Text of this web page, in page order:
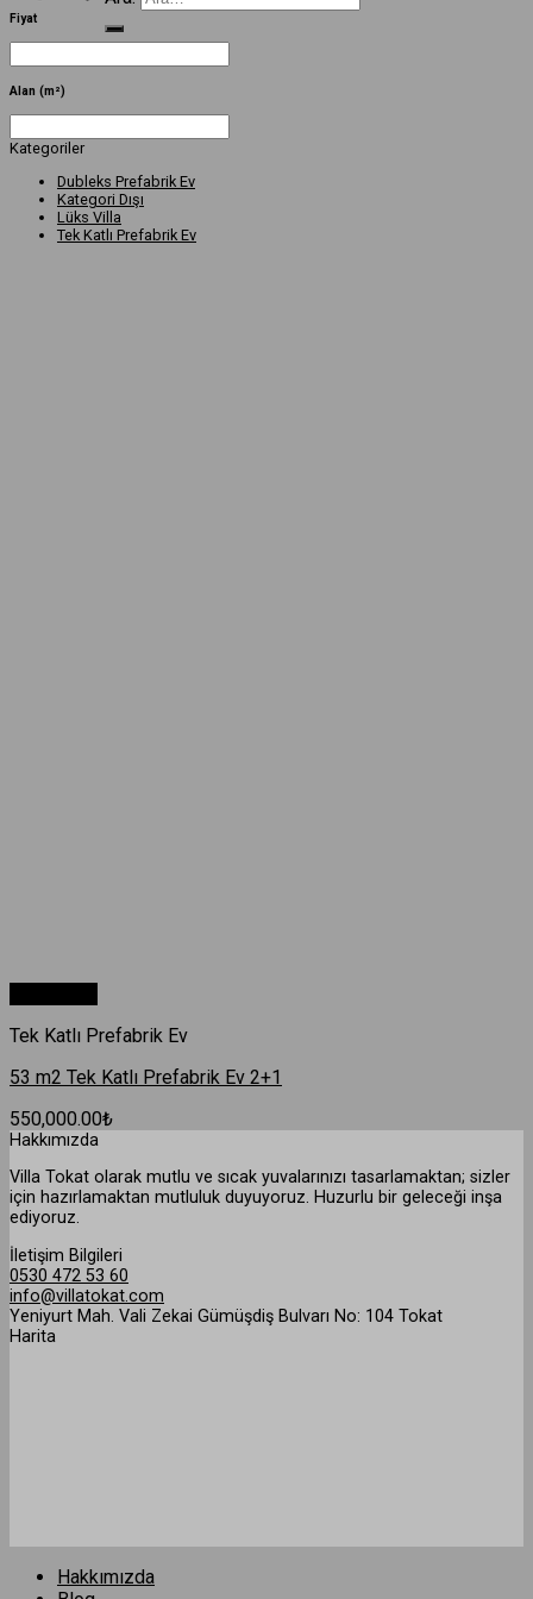
Fiyat
Alan (m²)
Kategoriler
Dubleks Prefabrik Ev
Kategori Dışı
Lüks Villa
Tek Katlı Prefabrik Ev
Tek Katlı Prefabrik Ev
53 m2 Tek Katlı Prefabrik Ev 2+1
550,000.00₺
Hakkımızda
Villa Tokat olarak mutlu ve sıcak yuvalarınızı tasarlamaktan; sizler
için hazırlamaktan mutluluk duyuyoruz. Huzurlu bir geleceği inşa
ediyoruz.
İletişim Bilgileri
0530 472 53 60
info@villatokat.com
Yeniyurt Mah. Vali Zekai Gümüşdiş Bulvarı No: 104 Tokat
Harita
Hakkımızda